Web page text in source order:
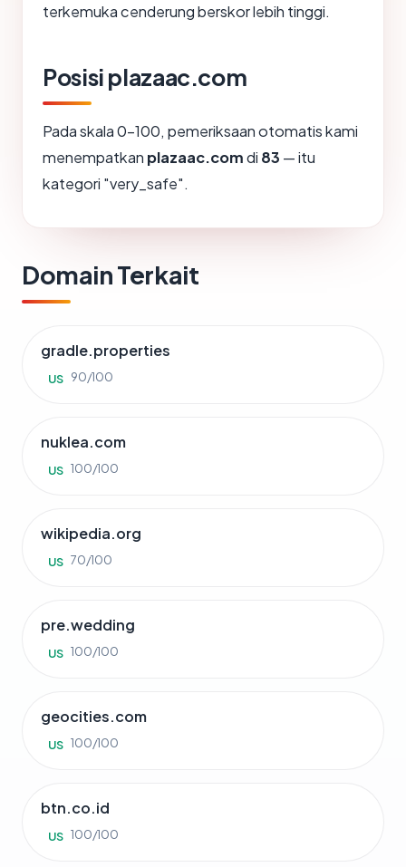
terkemuka cenderung berskor lebih tinggi.
Posisi plazaac.com
Pada skala 0-100, pemeriksaan otomatis kami
menempatkan plazaac.comdi 83 — itu
kategori "very_safe".
Domain Terkait
gradle.properties
US 90/100
nuklea.com
US 100/100
wikipedia.org
US 70/100
pre.wedding
US 100/100
geocities.com
US 100/100
btn.co.id
US 100/100